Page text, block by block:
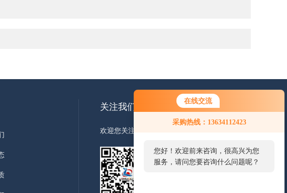
在线交流
采购热线：13634112423
您好！欢迎前来咨询，很高兴为您
服务，请问您要咨询什么问题呢？
关注我们
欢迎您关注我们的微信公众号了解更多信息